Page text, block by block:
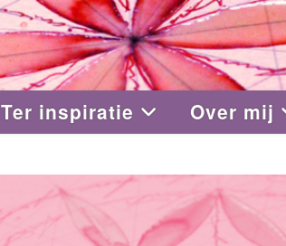
Ter inspiratie Over mij